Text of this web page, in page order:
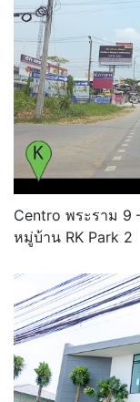
Centro พระราม 9
หมู่บ้าน RK Park 2